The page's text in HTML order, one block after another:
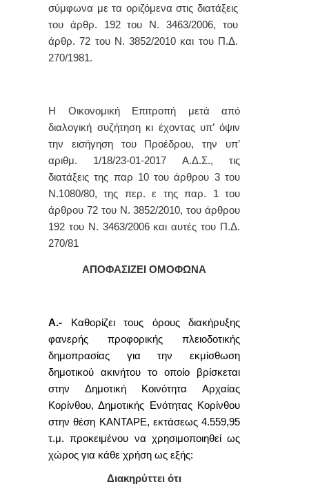
σύμφωνα με τα οριζόμενα στις διατάξεις
του άρθρ. 192 του Ν. 3463/2006, του
άρθρ. 72 του Ν. 3852/2010 και του Π.Δ.
270/1981.
Η Οικονομική Επιτροπή μετά από
διαλoγική συζήτηση κι έχovτας υπ’ όψιν
την εισήγηση του Προέδρου, την υπ’
αριθμ. 1/18/23-01-2017 Α.Δ.Σ., τις
διατάξεις της παρ 10 τoυ άρθρoυ 3 τoυ
Ν.1080/80, της περ. ε της παρ. 1 τoυ
άρθρoυ 72 του Ν. 3852/2010, του άρθρου
192 του Ν. 3463/2006 και αυτές τoυ Π.Δ.
270/81
ΑΠΟΦΑΣΙΖΕΙ ΟΜΟΦΩΝΑ
Α.- Καθορίζει τους όρους διακήρυξης
φανερής προφορικής πλειοδοτικής
δημοπρασίας για την εκμίσθωση
δημοτικού ακινήτου το οποίο βρίσκεται
στην Δημοτική Κοινότητα Αρχαίας
Κορίνθου,Δημοτικής Ενότητας Κορίνθου
στην θέση ΚΑΝΤΑΡΕ, εκτάσεως 4.559,95
τ.μ. προκειμένου να χρησιμοποιηθεί ως
χώρος για κάθε χρήση ως εξής:
Διακηρύττει ότι